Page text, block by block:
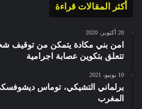
أكثر المقالات قراءة
20 أكتوبر، 2020
امن بني مكادة يتمكن من توقيف
تتعلق بتكوين عصابة اجرامية
10 يونيو، 2021
برلماني التشيكي، توماس
المغرب